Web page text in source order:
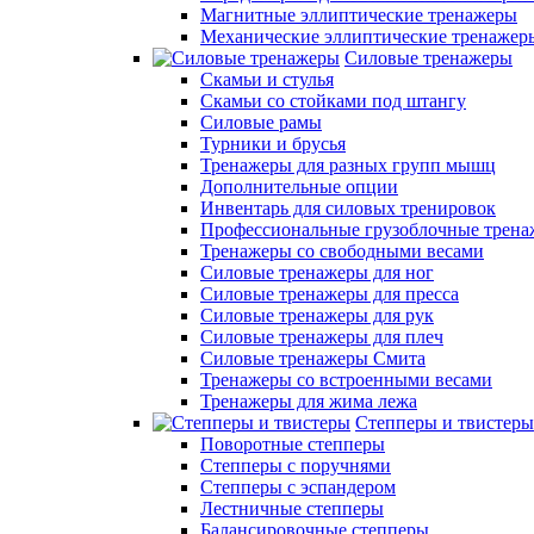
Магнитные эллиптические тренажеры
Механические эллиптические
Силовые тренажеры
Скамьи и стулья
Скамьи со стойками под штангу
Силовые рамы
Турники и брусья
Тренажеры для разных групп мышц
Дополнительные опции
Инвентарь для силовых тренировок
Профессиональные грузоблочные
Тренажеры со свободными весами
Силовые тренажеры для ног
Силовые тренажеры для пресса
Силовые тренажеры для рук
Силовые тренажеры для плеч
Силовые тренажеры Смита
Тренажеры со встроенными весами
Тренажеры для жима лежа
Степперы и твистеры
Поворотные степперы
Степперы с поручнями
Степперы с эспандером
Лестничные степперы
Балансировочные степперы